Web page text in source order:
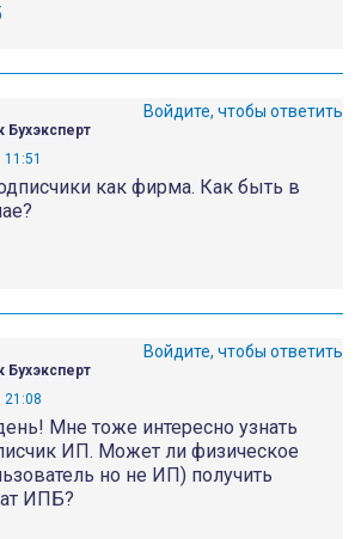
Бухэксперт
как фирма. Как быть в
Войдите, чтобы ответить
Бухэксперт
21:08
Мне тоже интересно узнать
ИП. Может ли физическое
но не ИП) получить
ИПБ?
Войдите, чтобы ответить